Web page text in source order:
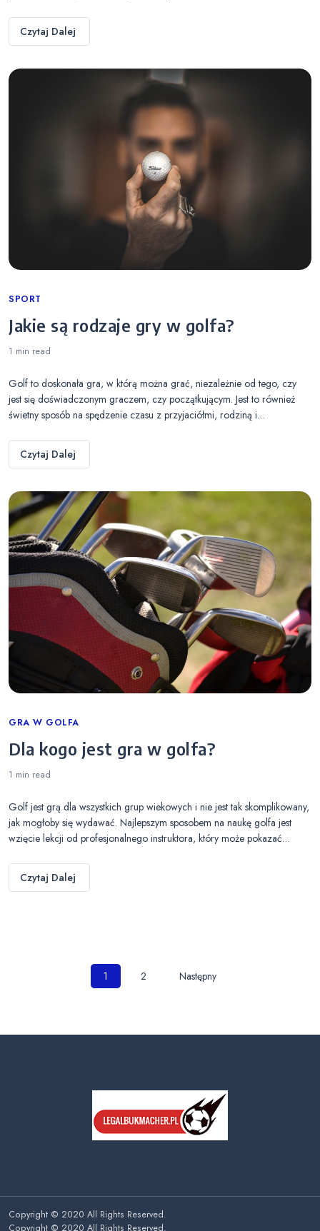
Czytaj Dalej
Categories
SPORT
Jakie są rodzaje gry w golfa?
1 min read
Golf to doskonała gra, w którą można grać, niezależnie od tego, czy
jest się doświadczonym graczem, czy początkującym. Jest to również
świetny sposób na spędzenie czasu z przyjaciółmi, rodziną i…
Czytaj Dalej
Categories
GRA W GOLFA
Dla kogo jest gra w golfa?
1 min read
Golf jest grą dla wszystkich grup wiekowych i nie jest tak skomplikowany,
jak mogłoby się wydawać. Najlepszym sposobem na naukę golfa jest
wzięcie lekcji od profesjonalnego instruktora, który może pokazać…
Czytaj Dalej
Nawigacja
1 2 Następny
Copyright © 2020 All Rights Reserved.
Copyright © 2020 All Rights Reserved.